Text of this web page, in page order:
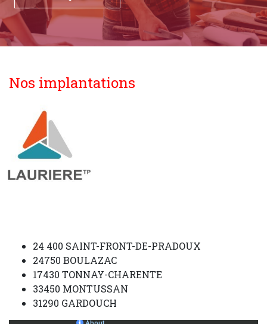
Nos implantations
24 400 SAINT-FRONT-DE-PRADOUX
24750 BOULAZAC
17430 TONNAY-CHARENTE
33450 MONTUSSAN
31290 GARDOUCH